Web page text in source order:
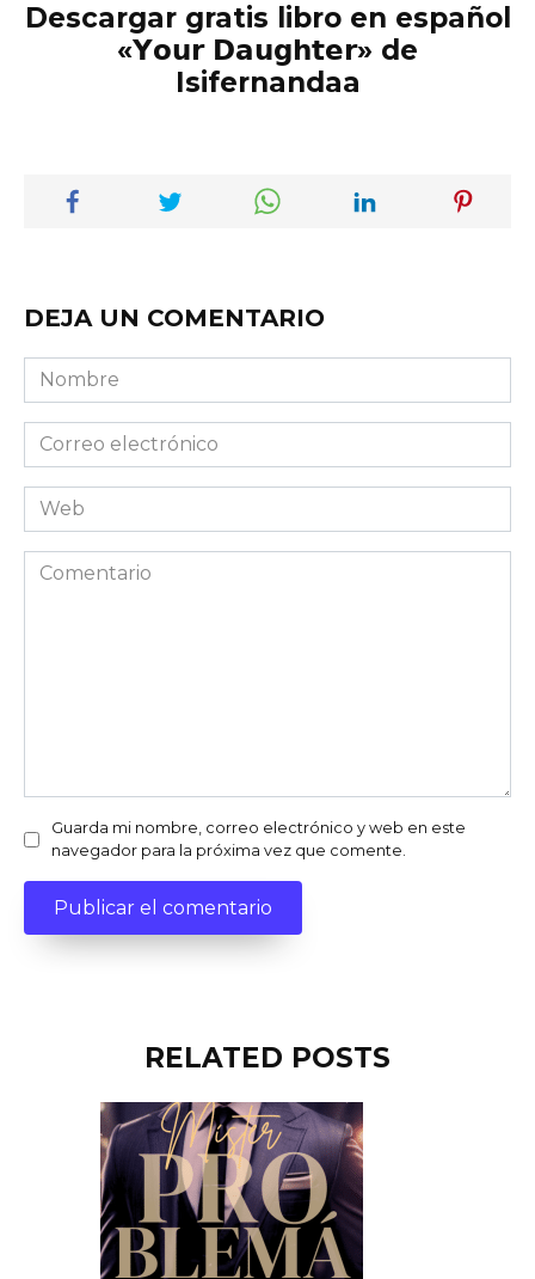
Descargar gratis libro en español
«𝗬𝗼𝘂𝗿 𝗗𝗮𝘂𝗴𝗵𝘁𝗲𝗿» de
Isifernandaa
DEJA UN COMENTARIO
Nombre
Correo
electrónico
Web
Comentario
Guarda mi nombre, correo electrónico y web en este
navegador para la próxima vez que comente.
RELATED POSTS